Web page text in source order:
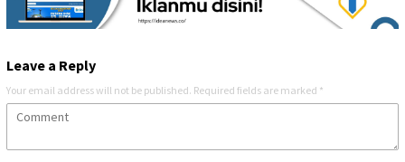
Leave a Reply
Your email address will not be published. Required fields are marked *